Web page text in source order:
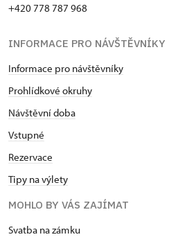
+420 778 787 968
INFORMACE PRO NÁVŠTĚVNÍKY
Informace pro návštěvníky
Prohlídkové okruhy
Návštěvní doba
Vstupné
Rezervace
Tipy na výlety
MOHLO BY VÁS ZAJÍMAT
Svatba na zámku